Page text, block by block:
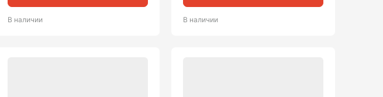
В наличии В наличии